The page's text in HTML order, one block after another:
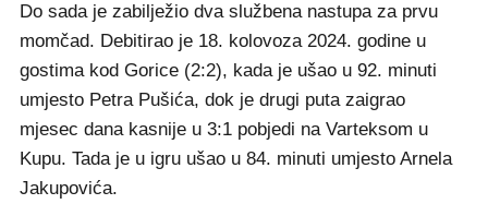
Do sada je zabilježio dva službena nastupa za prvu
momčad. Debitirao je 18. kolovoza 2024. godine u
gostima kod Gorice (2:2), kada je ušao u 92. minuti
umjesto Petra Pušića, dok je drugi puta zaigrao
mjesec dana kasnije u 3:1 pobjedi na Varteksom u
Kupu. Tada je u igru ušao u 84. minuti umjesto Arnela
Jakupovića.